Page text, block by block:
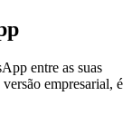
entre as suas
empresarial, é